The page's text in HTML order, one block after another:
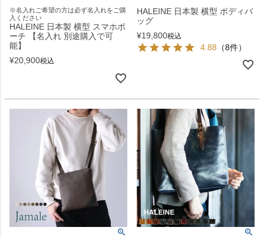
※名入れご希望の方は必ず名入れをご購
入ください
HALEINE 日本製 横型 スマホポ
ーチ 【名入れ 別途購入で可
能】
¥20,900税込
HALEINE 日本製 横型 ボディバ
ッグ
¥19,800税込
4.88 （8件）